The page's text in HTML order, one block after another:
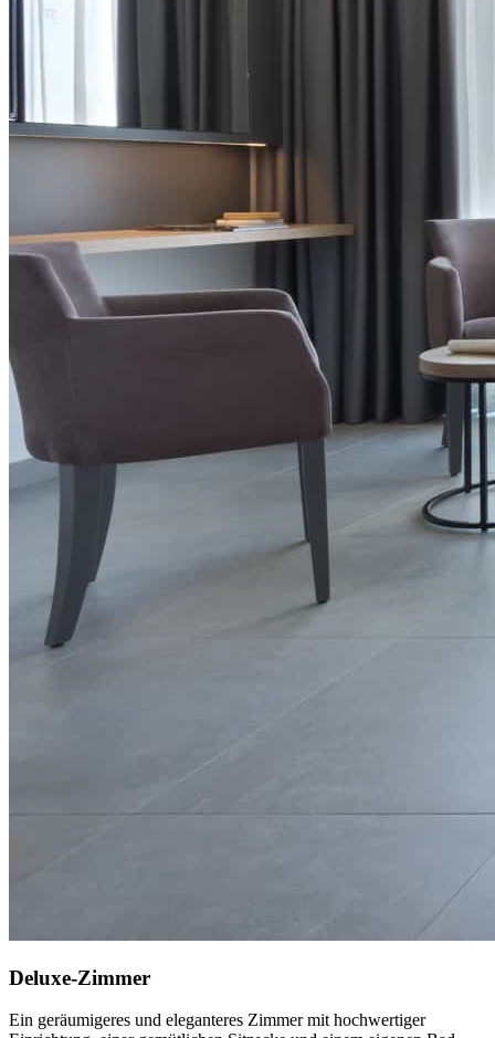
Deluxe-Zimmer
Ein geräumigeres und eleganteres Zimmer mit hochwertiger